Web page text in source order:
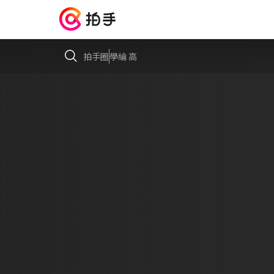
拍手圈學綸 高